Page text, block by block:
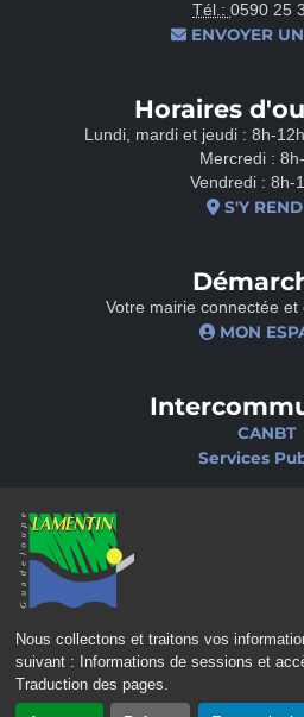
Nous collectons et traitons vos
suivant :
Informations de sessions et
Traduction des pages
Tél.: 0590 25
ENVOYER
Horaires
Lundi, mardi et jeudi : 8h-
Mercredi :
Vendredi : 8h-
S'Y
Votre mairie connectée et
MON
CANBT
Services
Ciné-